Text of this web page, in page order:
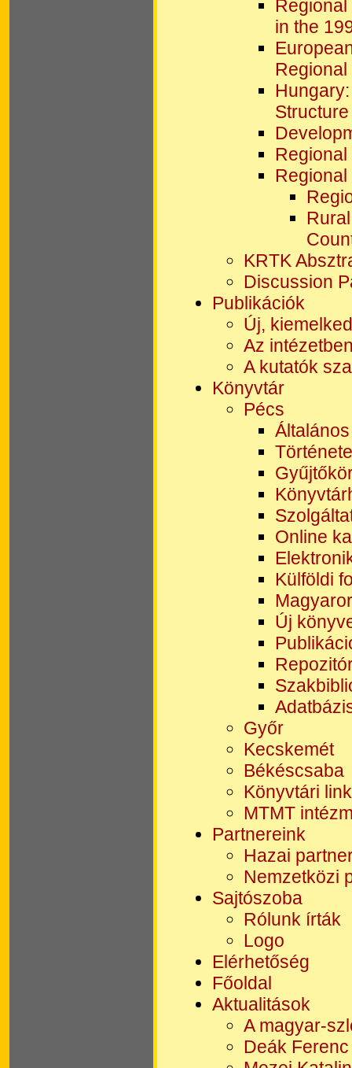
in the
Regional
KRTK
Discussion
Publikációk
Új,
Az
A kutatók
Könyvtár
Pécs
Története
Online
Külföldi
Új
Győr
Kecskemét
Békéscsaba
Könyvtári
MTMT
Partnereink
Hazai
Nemzetközi
Sajtószoba
Rólunk írták
Logo
Elérhetőség
Főoldal
Aktualitások
A magyar-
Deák